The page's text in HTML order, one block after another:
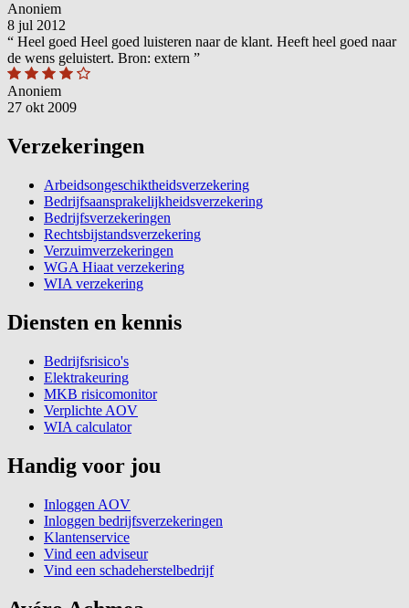
Anoniem
8 jul 2012
“ Heel goed Heel goed luisteren naar de klant. Heeft heel goed naar
de wens geluistert. Bron: extern ”
Anoniem
27 okt 2009
Verzekeringen
Arbeidsongeschiktheidsverzekering
Bedrijfsaansprakelijkheidsverzekering
Bedrijfsverzekeringen
Rechtsbijstandsverzekering
Verzuimverzekeringen
WGA Hiaat verzekering
WIA verzekering
Diensten en kennis
Bedrijfsrisico's
Elektrakeuring
MKB risicomonitor
Verplichte AOV
WIA calculator
Handig voor jou
Inloggen AOV
Inloggen bedrijfsverzekeringen
Klantenservice
Vind een adviseur
Vind een schadeherstelbedrijf